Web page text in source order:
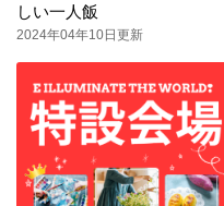
しい一人飯
2024年04年10日更新